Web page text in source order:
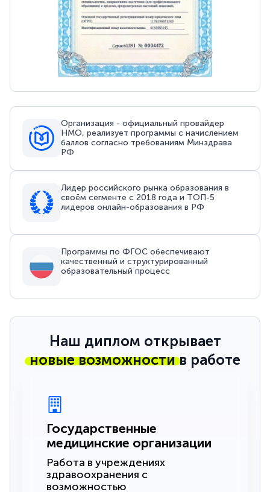
Организация - официальный провайдер
НМО, реализует программы с начислением
баллов согласно требованиям Минздрава
РФ
Лидер российского рынка образования в
своём сегменте с 2018 года и ТОП-5
лидеров онлайн-образования в РФ
Программы по ФГОС обеспечивают
качественный и структурированный
образовательный процесс
Наш диплом открывает
новые возможностив работе
Государственные
медицинские организации
Работа в учреждениях
здравоохранения с
возможностью